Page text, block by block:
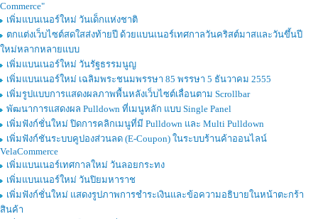
Commerce"
เพิ่มแบนเนอร์ใหม่ วันเด็กแห่งชาติ
ตกแต่งเว็บไซต์สดใสส่งท้ายปี ด้วยแบนเนอร์เทศกาลวันคริสต์มาสและวันขึ้นปี
ใหม่หลากหลายแบบ
เพิ่มแบนเนอร์ใหม่ วันรัฐธรรมนูญ
เพิ่มแบนเนอร์ใหม่ เฉลิมพระชนมพรรษา 85 พรรษา 5 ธันวาคม 2555
เพิ่มรูปแบบการแสดงผลภาพพื้นหลังเว็บไซต์เลื่อนตาม Scrollbar
พัฒนาการแสดงผล Pulldown ที่เมนูหลัก แบบ Single Panel
เพิ่มฟังก์ชั่นใหม่ ปิดการคลิกเมนูที่มี Pulldown และ Multi Pulldown
เพิ่มฟังก์ชันระบบคูปองส่วนลด (E-Coupon) ในระบบร้านค้าออนไลน์
VelaCommerce
เพิ่มแบนเนอร์เทศกาลใหม่ วันลอยกระทง
เพิ่มแบนเนอร์ใหม่ วันปิยมหาราช
เพิ่มฟังก์ชั่นใหม่ แสดงรูปภาพการชำระเงินและข้อความอธิบายในหน้าตะกร้า
สินค้า